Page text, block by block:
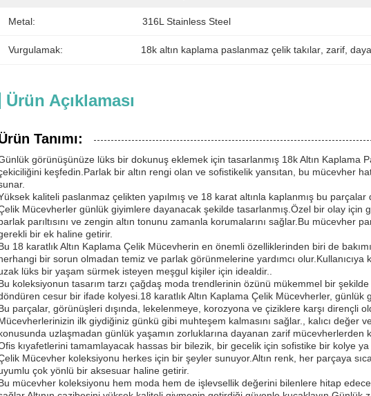
Metal: 316L Stainless Steel
Vurgulamak: 18k altın kaplama paslanmaz çelik takılar zarif
Ürün Açıklaması
Tanımı:
görünüşünüze lüks bir dokunuş eklemek için tasarlanmış 18k Altın
keşfedin.Parlak bir altın rengi olan ve sofistikelik yansıtan, bu mücevher
kaliteli paslanmaz çelikten yapılmış ve 18 karat altınla kaplanmış bu
Mücevherler günlük giyimlere dayanacak şekilde tasarlanmış.Özel bir olay için
parıltısını ve zengin altın tonunu zamanla korumalarını sağlar.Bu
bir ek haline getirir.
18 karatlık Altın Kaplama Çelik Mücevherin en önemli özelliklerinden biri de
bir sorun olmadan temiz ve parlak görünmelerine yardımcı
lüks bir yaşam sürmek isteyen meşgul kişiler için idealdir..
koleksiyonun tasarım tarzı çağdaş moda trendlerinin özünü mükemmel bir
cesur bir ifade kolyesi.18 karatlık Altın Kaplama Çelik Mücevherler,
parçalar, görünüşleri dışında, lekelenmeye, korozyona ve çiziklere karşı dirençli
ilk giydiğiniz günkü gibi muhteşem kalmasını sağlar., kalıcı
uzlaşmadan günlük yaşamın zorluklarına dayanan zarif mücevherlerden
kıyafetlerini tamamlayacak hassas bir bilezik, bir gecelik için sofistike bir kolye
Mücevher koleksiyonu herkes için bir şeyler sunuyor.Altın renk, her parçaya
çok yönlü bir aksesuar haline getirir.
mücevher koleksiyonu hem moda hem de işlevsellik değerini bilenlere hitap